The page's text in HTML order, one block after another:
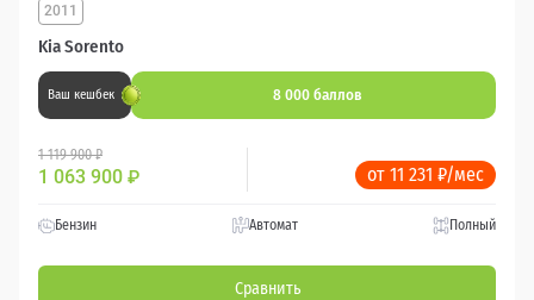
Kia Sorento
2011
Ваш кешбек 8 000 баллов
1 119 900 ₽
1 063 900 ₽ от 11 231 ₽/мес
Бензин Автомат Полный
Сравнить